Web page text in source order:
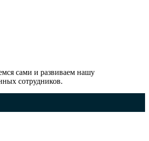
сами и развиваем нашу
сотрудников.